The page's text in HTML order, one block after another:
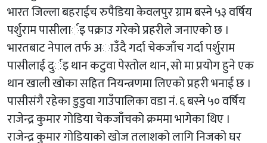
भारत जिल्ला बहराईच रुपैडिया केवलपुर ग्राम बस्ने ५३ वर्षिय
पर्शुराम पासीलार्इ पक्राउ गरेकाे प्रहरीले जनाएकाे छ ।
भारतबाट नेपाल तर्फ अाउँदै गर्दा चेकजाँच गर्दा पर्शुराम
पासीलाई दुर्इ थान कटुवा पेस्तोल थान, सो मा प्रयोग हुने एक
थान खाली खोका सहित नियन्त्रणमा लिएको प्रहरी भनाई छ ।
पासीसंगै रहेका डुडुवा गाउँपालिका वडा नं. ६ बस्ने ५० वर्षिय
राजेन्द्र कुमार गाेडिया चेकजाँचकाे क्रममा भागेका थिए ।
राजेन्द्र कुमार गोडियाको खोज तलाशको लागि निजको घर